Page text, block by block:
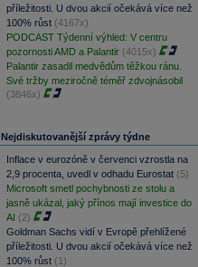
příležitosti. U dvou akcií očekává více než
100% růst (4167x)
PODCAST Týdenní výhled: V centru
pozornosti AMD a Palantir (4015x)
Palantir zasadil medvědům těžkou ránu.
Své tržby meziročně téměř zdvojnásobil
(3846x)
Nejdiskutovanější zprávy týdne
Inflace v eurozóně v červenci vzrostla na
2,9 procenta, uvedl v odhadu Eurostat (5)
Microsoft smetl pochybnosti ze stolu a
jasně ukázal, jaký přínos mají investice do
AI (2)
Goldman Sachs vidí v Evropě přehlížené
příležitosti. U dvou akcií očekává více než
100% růst (1)